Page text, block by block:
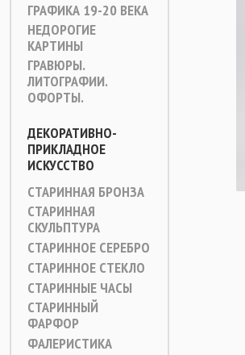
ГРАФИКА 19-20 ВЕКА
НЕДОРОГИЕ
КАРТИНЫ
ГРАВЮРЫ.
ЛИТОГРАФИИ.
ОФОРТЫ.
ДЕКОРАТИВНО-
ПРИКЛАДНОЕ
ИСКУССТВО
СТАРИННАЯ БРОНЗА
СТАРИННАЯ
СКУЛЬПТУРА
СТАРИННОЕ СЕРЕБРО
СТАРИННОЕ СТЕКЛО
СТАРИННЫЕ ЧАСЫ
СТАРИННЫЙ
ФАРФОР
ФАЛЕРИСТИКА